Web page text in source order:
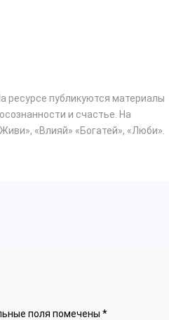
ресурсе публикуются материалы
и счастье. На
«Влияй» «Богатей», «Люби».
поля помечены *